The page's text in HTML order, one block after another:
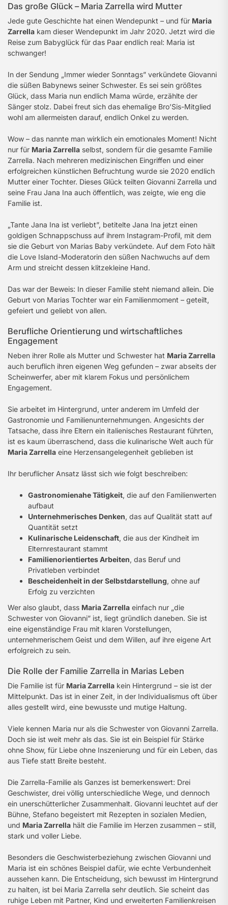
Das große Glück – Maria Zarrella wird Mutter
Jede gute Geschichte hat einen Wendepunkt – und für Maria
Zarrella kam dieser Wendepunkt im Jahr 2020. Jetzt wird die
Reise zum Babyglück für das Paar endlich real: Maria ist
schwanger!
In der Sendung „Immer wieder Sonntags” verkündete Giovanni
die süßen Babynews seiner Schwester. Es sei sein größtes
Glück, dass Maria nun endlich Mama würde, erzählte der
Sänger stolz. Dabei freut sich das ehemalige Bro’Sis-Mitglied
wohl am allermeisten darauf, endlich Onkel zu werden.
Wow – das nannte man wirklich ein emotionales Moment! Nicht
nur für Maria Zarrella selbst, sondern für die gesamte Familie
Zarrella. Nach mehreren medizinischen Eingriffen und einer
erfolgreichen künstlichen Befruchtung wurde sie 2020 endlich
Mutter einer Tochter. Dieses Glück teilten Giovanni Zarrella und
seine Frau Jana Ina auch öffentlich, was zeigte, wie eng die
Familie ist.
„Tante Jana Ina ist verliebt”, betitelte Jana Ina jetzt einen
goldigen Schnappschuss auf ihrem Instagram-Profil, mit dem
sie die Geburt von Marias Baby verkündete. Auf dem Foto hält
die Love Island-Moderatorin den süßen Nachwuchs auf dem
Arm und streicht dessen klitzekleine Hand.
Das war der Beweis: In dieser Familie steht niemand allein. Die
Geburt von Marias Tochter war ein Familienmoment – geteilt,
gefeiert und geliebt von allen.
Berufliche Orientierung und wirtschaftliches
Engagement
Neben ihrer Rolle als Mutter und Schwester hat Maria Zarrella
auch beruflich ihren eigenen Weg gefunden – zwar abseits der
Scheinwerfer, aber mit klarem Fokus und persönlichem
Engagement.
Sie arbeitet im Hintergrund, unter anderem im Umfeld der
Gastronomie und Familienunternehmungen. Angesichts der
Tatsache, dass ihre Eltern ein italienisches Restaurant führten,
ist es kaum überraschend, dass die kulinarische Welt auch für
Maria Zarrella eine Herzensangelegenheit geblieben ist
Ihr beruflicher Ansatz lässt sich wie folgt beschreiben:
Gastronomienahe Tätigkeit, die auf den Familienwerten
aufbaut
Unternehmerisches Denken, das auf Qualität statt auf
Quantität setzt
Kulinarische Leidenschaft, die aus der Kindheit im
Elternrestaurant stammt
Familienorientiertes Arbeiten, das Beruf und
Privatleben verbindet
Bescheidenheit in der Selbstdarstellung, ohne auf
Erfolg zu verzichten
Wer also glaubt, dass Maria Zarrella einfach nur „die
Schwester von Giovanni” ist, liegt gründlich daneben. Sie ist
eine eigenständige Frau mit klaren Vorstellungen,
unternehmerischem Geist und dem Willen, auf ihre eigene Art
erfolgreich zu sein.
Die Rolle der Familie Zarrella in Marias Leben
Die Familie ist für Maria Zarrella kein Hintergrund – sie ist der
Mittelpunkt. Das ist in einer Zeit, in der Individualismus oft über
alles gestellt wird, eine bewusste und mutige Haltung.
Viele kennen Maria nur als die Schwester von Giovanni Zarrella.
Doch sie ist weit mehr als das. Sie ist ein Beispiel für Stärke
ohne Show, für Liebe ohne Inszenierung und für ein Leben, das
aus Tiefe statt Breite besteht.
Die Zarrella-Familie als Ganzes ist bemerkenswert: Drei
Geschwister, drei völlig unterschiedliche Wege, und dennoch
ein unerschütterlicher Zusammenhalt. Giovanni leuchtet auf der
Bühne, Stefano begeistert mit Rezepten in sozialen Medien,
und Maria Zarrella hält die Familie im Herzen zusammen – still,
stark und voller Liebe.
Besonders die Geschwisterbeziehung zwischen Giovanni und
Maria ist ein schönes Beispiel dafür, wie echte Verbundenheit
aussehen kann. Die Entscheidung, sich bewusst im Hintergrund
zu halten, ist bei Maria Zarrella sehr deutlich. Sie scheint das
ruhige Leben mit Partner, Kind und erweiterten Familienkreisen